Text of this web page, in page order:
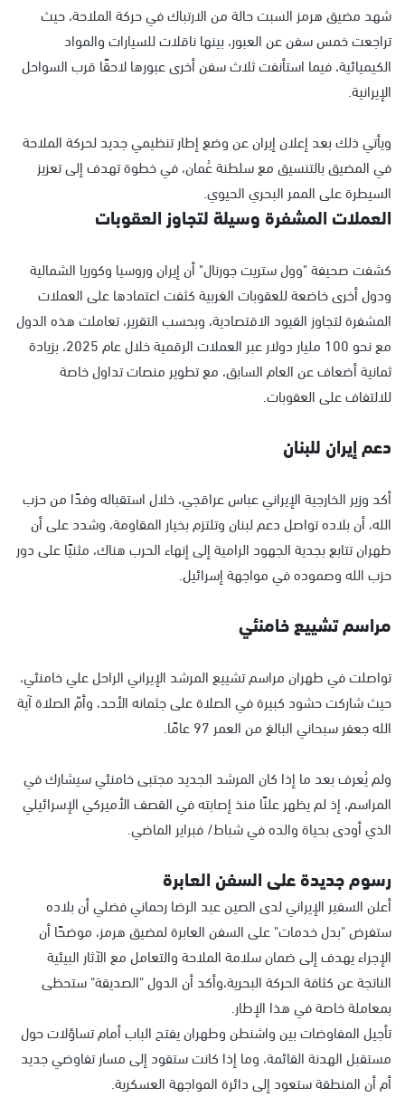
شهد مضيق هرمز السبت حالة من الارتباك في حركة الملاحة، حيث
تراجعت خمس سفن عن العبور، بينها ناقلات للسيارات والمواد
الكيميائية، فيما استأنفت ثلاث سفن أخرى عبورها لاحقًا قرب السواحل
الإيرانية.
ويأتي ذلك بعد إعلان إيران عن وضع إطار تنظيمي جديد لحركة الملاحة
في المضيق بالتنسيق مع سلطنة عُمان، في خطوة تهدف إلى تعزيز
السيطرة على الممر البحري الحيوي.
العملات المشفرة وسيلة لتجاوز العقوبات
كشفت صحيفة "وول ستريت جورنال" أن إيران وروسيا وكوريا الشمالية
ودول أخرى خاضعة للعقوبات الغربية كثفت اعتمادها على العملات
المشفرة لتجاوز القيود الاقتصادية، وبحسب التقرير، تعاملت هذه الدول
مع نحو 100 مليار دولار عبر العملات الرقمية خلال عام 2025، بزيادة
ثمانية أضعاف عن العام السابق، مع تطوير منصات تداول خاصة
للالتفاف على العقوبات.
دعم إيران للبنان
أكد وزير الخارجية الإيراني عباس عراقجي، خلال استقباله وفدًا من حزب
الله، أن بلاده تواصل دعم لبنان وتلتزم بخيار المقاومة، وشدد على أن
طهران تتابع بجدية الجهود الرامية إلى إنهاء الحرب هناك، مثنيًا على دور
حزب الله وصموده في مواجهة إسرائيل.
مراسم تشييع خامنئي
تواصلت في طهران مراسم تشييع المرشد الإيراني الراحل علي خامنئي،
حيث شاركت حشود كبيرة في الصلاة على جثمانه الأحد، وأمّ الصلاة آية
الله جعفر سبحاني البالغ من العمر 97 عامًا.
ولم يُعرف بعد ما إذا كان المرشد الجديد مجتبى خامنئي سيشارك في
المراسم، إذ لم يظهر علنًا منذ إصابته في القصف الأميركي الإسرائيلي
الذي أودى بحياة والده في شباط/ فبراير الماضي.
رسوم جديدة على السفن العابرة
أعلن السفير الإيراني لدى الصين عبد الرضا رحماني فضلي أن بلاده
ستفرض "بدل خدمات" على السفن العابرة لمضيق هرمز، موضحًا أن
الإجراء يهدف إلى ضمان سلامة الملاحة والتعامل مع الآثار البيئية
الناتجة عن كثافة الحركة البحرية،وأكد أن الدول "الصديقة" ستحظى
بمعاملة خاصة في هذا الإطار.
تأجيل المفاوضات بين واشنطن وطهران يفتح الباب أمام تساؤلات حول
مستقبل الهدنة القائمة، وما إذا كانت ستقود إلى مسار تفاوضي جديد
أم أن المنطقة ستعود إلى دائرة المواجهة العسكرية.